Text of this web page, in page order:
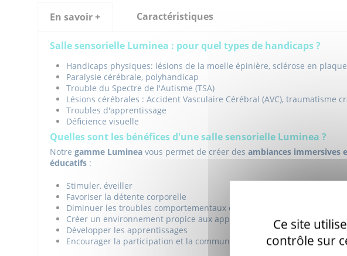
En savoir + Caractéristiques
Salle sensorielle Luminea : pour quel types de handicaps ?
Handicaps physiques: lésions de la moelle épinière, sclérose en
Paralysie cérébrale, polyhandicap
Trouble du Spectre de l'Autisme (TSA)
Lésions cérébrales : Accident Vasculaire Cérébral (AVC), traumatisme
Troubles d'apprentissage
Déficience visuelle
Quelles sont les bénéfices d'une salle sensorielle Luminea ?
Notregamme Luminea vous permet de créer desambiances immersives
éducatifs :
Stimuler, éveiller
Favoriser la détente corporelle
Diminuer les troubles comportementaux et prévenir les situations à
Créer un environnement propice aux apprentissages
Développer les apprentissages
Encourager la participation et la communication à partir d'activités de
Ce site
contrôle sur